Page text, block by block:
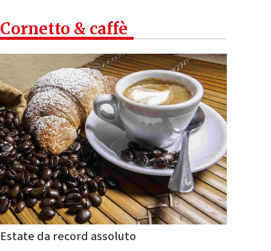
Cornetto & caffè
Estate da record assoluto